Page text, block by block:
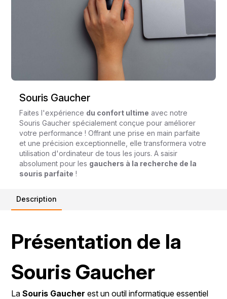
Souris Gaucher
Faites l'expérience du confort ultime avec notre
Souris Gaucher spécialement conçue pour améliorer
votre performance ! Offrant une prise en main parfaite
et une précision exceptionnelle, elle transformera votre
utilisation d'ordinateur de tous les jours. A saisir
absolument pour les gauchers à la recherche de la
souris parfaite !
Description
Présentation de la
Souris Gaucher
LaSouris Gaucher est un outil informatique essentiel